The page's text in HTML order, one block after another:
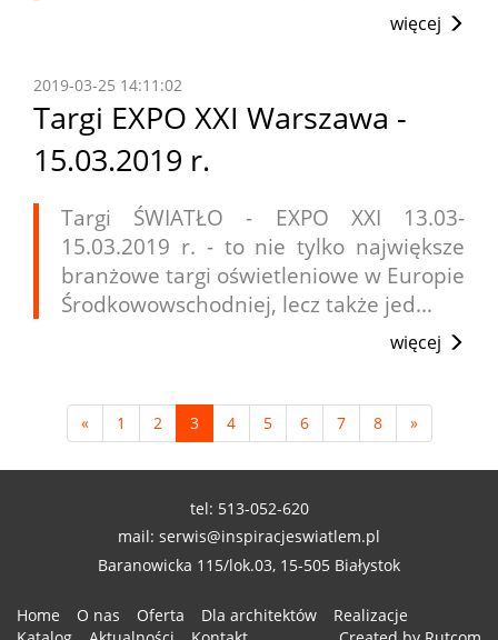
więcej
2019-03-25 14:11:02
Targi EXPO XXI Warszawa -
15.03.2019 r.
Targi ŚWIATŁO - EXPO XXI 13.03-
15.03.2019 r. - to nie tylko największe
branżowe targi oświetleniowe w Europie
Środkowowschodniej, lecz także jed...
więcej
« 1 2 3 4 5 6 7 8 »
tel: 513-052-620
mail: serwis@inspiracjeswiatlem.pl
Baranowicka 115/lok.03, 15-505 Białystok
Home O nas Oferta Dla architektów
Realizacje